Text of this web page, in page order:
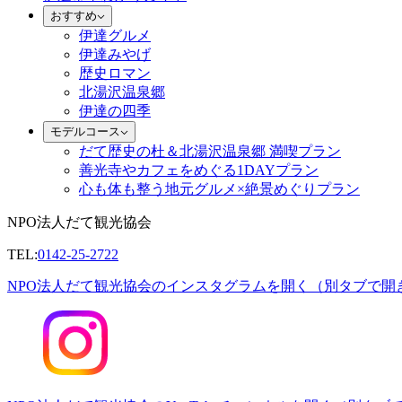
おすすめ
伊達グルメ
伊達みやげ
歴史ロマン
北湯沢温泉郷
伊達の四季
モデルコース
だて歴史の杜＆北湯沢温泉郷 満喫プラン
善光寺やカフェをめぐる1DAYプラン
心も体も整う地元グルメ×絶景めぐりプラン
NPO法人だて観光協会
TEL:0142-25-2722
NPO法人だて観光協会のインスタグラムを開く（別タブで開